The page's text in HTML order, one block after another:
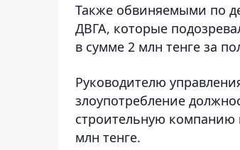
Также обвиняемыми по
ДВГА, которые
в сумме 2 млн тенге за
Руководителю
злоупотребление
строительную компанию
млн тенге.